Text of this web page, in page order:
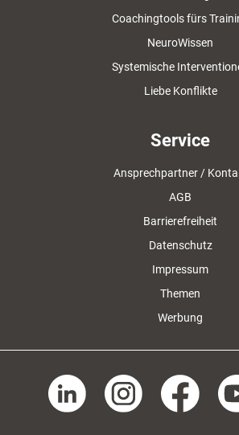
Coachingtools fürs
NeuroWissen
Systemische
Liebe Konflikte
Service
Ansprechpartner /
AGB
Barrierefreiheit
Datenschutz
Impressum
Themen
Werbung